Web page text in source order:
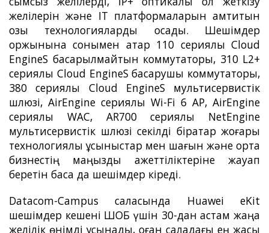
желілерін және IT платформаларын қамтитын
озық технологияларды қосады. Шешімдер
қоржынына сонымен қатар 110 сериялы Cloud
EngineS басқарылмайтын коммутаторы, 310 L2+
сериялы Cloud EngineS басқарушы коммутаторы,
380 сериялы Cloud EngineS мультисервистік
шлюзі, AirEngine сериялы Wi-Fi 6 AP, AirEngine
сериялы WAC, AR700 сериялы NetEngine
мультисервистік шлюзі секілді бірқатар жоғары
технологиялық ұсыныстар мен шағын және орта
бизнестің маңызды қажеттіліктеріне жауап
беретін басқа да шешімдер кіреді.
Datacom-Campus саласында Huawei eKit
шешімдер кешені ШОБ үшін 30-дан астам жаңа
желілік өнімді ұсынады, оған саладағы ең жақсы